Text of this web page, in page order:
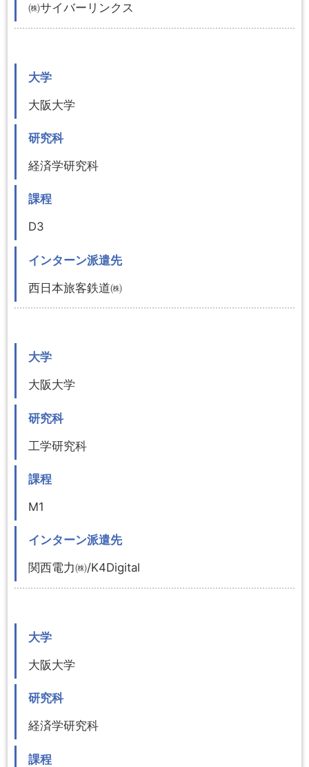
㈱サイバーリンクス
大学
大阪大学
研究科
経済学研究科
課程
D3
インターン派遣先
西日本旅客鉄道㈱
大学
大阪大学
研究科
工学研究科
課程
M1
インターン派遣先
関西電力㈱/K4Digital
大学
大阪大学
研究科
経済学研究科
課程